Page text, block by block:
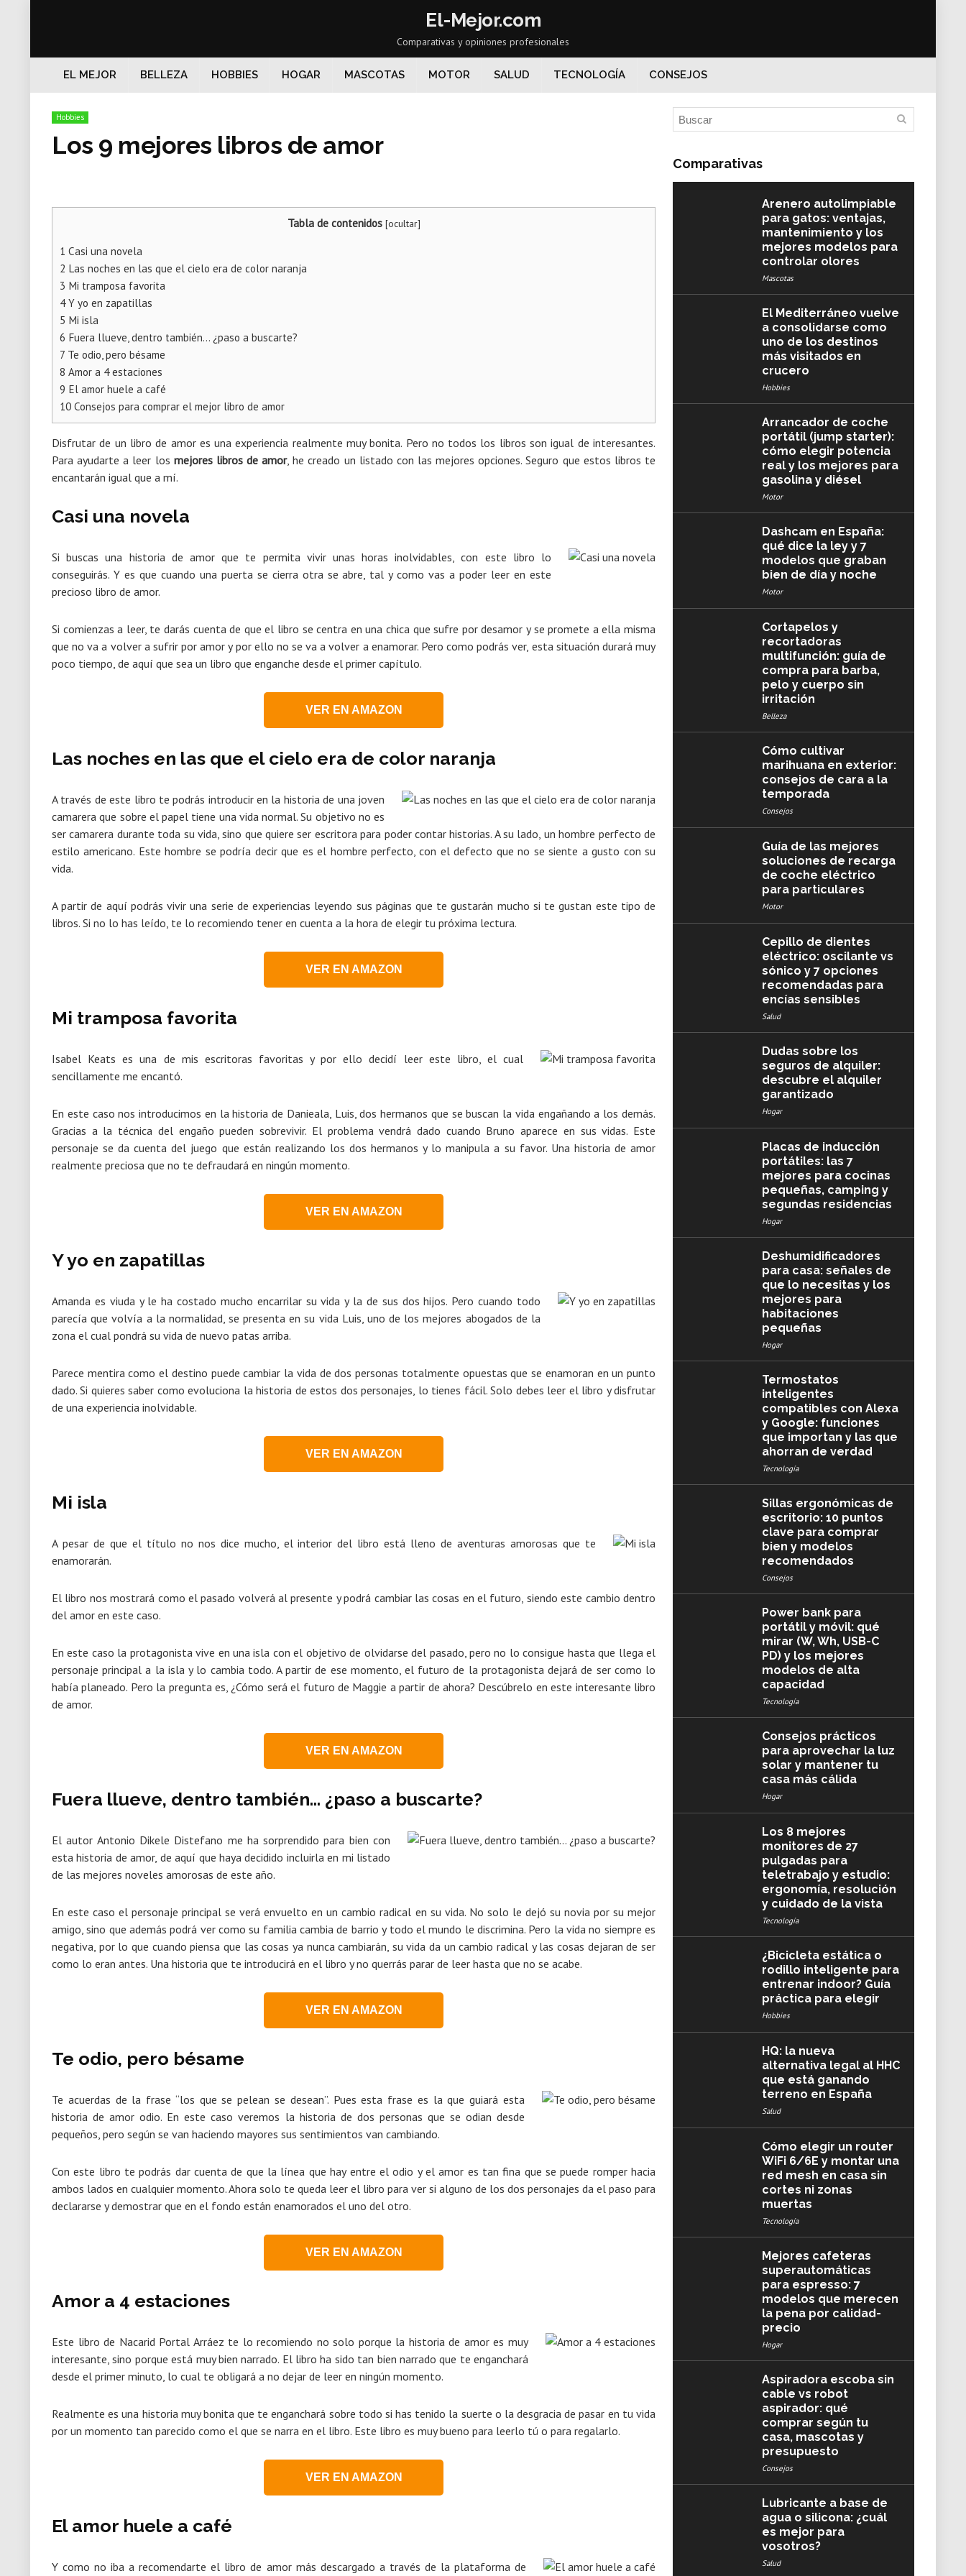
El-Mejor.com
Comparativas y opiniones profesionales
EL MEJOR BELLEZA HOBBIES HOGAR MASCOTAS MOTOR SALUD TECNOLOGÍA CONSEJOS
Hobbies
Los 9 mejores libros de amor
Tabla de contenidos [ocultar]
1 Casi una novela
2 Las noches en las que el cielo era de color naranja
3 Mi tramposa favorita
4Y yo en zapatillas
5 Mi isla
6 Fuera llueve, dentro también… ¿paso a buscarte?
7 Te odio, pero bésame
8 Amor a 4 estaciones
9 El amor huele a café
10 Consejos para comprar el mejor libro de amor
Disfrutar de un libro de amor es una experiencia realmente muy bonita. Pero no todos los libros son igual de interesantes.
Para ayudarte a leer los mejores libros de amor, he creado un listado con las mejores opciones. Seguro que estos libros te
encantarán igual que a mí.
Casi una novela
Si buscas una historia de amor que te permita vivir unas horas inolvidables, con este libro lo
conseguirás. Y es que cuando una puerta se cierra otra se abre, tal y como vas a poder leer en este
precioso libro de amor.
Si comienzas a leer, te darás cuenta de que el libro se centra en una chica que sufre por desamor y se promete a ella misma
que no va a volver a sufrir por amor y por ello no se va a volver a enamorar. Pero como podrás ver, esta situación durará muy
poco tiempo, de aquí que sea un libro que enganche desde el primer capítulo.
VER EN AMAZON
Las noches en las que el cielo era de color naranja
A través de este libro te podrás introducir en la historia de una joven
camarera que sobre el papel tiene una vida normal. Su objetivo no es
ser camarera durante toda su vida, sino que quiere ser escritora para poder contar historias. A su lado, un hombre perfecto de
estilo americano. Este hombre se podría decir que es el hombre perfecto, con el defecto que no se siente a gusto con su
vida.
A partir de aquí podrás vivir una serie de experiencias leyendo sus páginas que te gustarán mucho si te gustan este tipo de
libros. Si no lo has leído, te lo recomiendo tener en cuenta a la hora de elegir tu próxima lectura.
VER EN AMAZON
Mi tramposa favorita
Isabel Keats es una de mis escritoras favoritas y por ello decidí leer este libro, el cual
sencillamente me encantó.
En este caso nos introducimos en la historia de Danieala, Luis, dos hermanos que se buscan la vida engañando a los demás.
Gracias a la técnica del engaño pueden sobrevivir. El problema vendrá dado cuando Bruno aparece en sus vidas. Este
personaje se da cuenta del juego que están realizando los dos hermanos y lo manipula a su favor. Una historia de amor
realmente preciosa que no te defraudará en ningún momento.
VER EN AMAZON
Y yo en zapatillas
Amanda es viuda y le ha costado mucho encarrilar su vida y la de sus dos hijos. Pero cuando todo
parecía que volvía a la normalidad, se presenta en su vida Luis, uno de los mejores abogados de la
zona el cual pondrá su vida de nuevo patas arriba.
Parece mentira como el destino puede cambiar la vida de dos personas totalmente opuestas que se enamoran en un punto
dado. Si quieres saber como evoluciona la historia de estos dos personajes, lo tienes fácil. Solo debes leer el libro y disfrutar
de una experiencia inolvidable.
VER EN AMAZON
Mi isla
A pesar de que el título no nos dice mucho, el interior del libro está lleno de aventuras amorosas que te
enamorarán.
El libro nos mostrará como el pasado volverá al presente y podrá cambiar las cosas en el futuro, siendo este cambio dentro
del amor en este caso.
En este caso la protagonista vive en una isla con el objetivo de olvidarse del pasado, pero no lo consigue hasta que llega el
personaje principal a la isla y lo cambia todo. A partir de ese momento, el futuro de la protagonista dejará de ser como lo
había planeado. Pero la pregunta es, ¿Cómo será el futuro de Maggie a partir de ahora? Descúbrelo en este interesante libro
de amor.
VER EN AMAZON
Fuera llueve, dentro también… ¿paso a buscarte?
El autor Antonio Dikele Distefano me ha sorprendido para bien con
esta historia de amor, de aquí que haya decidido incluirla en mi listado
de las mejores noveles amorosas de este año.
En este caso el personaje principal se verá envuelto en un cambio radical en su vida. No solo le dejó su novia por su mejor
amigo, sino que además podrá ver como su familia cambia de barrio y todo el mundo le discrimina. Pero la vida no siempre es
negativa, por lo que cuando piensa que las cosas ya nunca cambiarán, su vida da un cambio radical y las cosas dejaran de ser
como lo eran antes. Una historia que te introducirá en el libro y no querrás parar de leer hasta que no se acabe.
VER EN AMAZON
Te odio, pero bésame
Te acuerdas de la frase “los que se pelean se desean”. Pues esta frase es la que guiará esta
historia de amor odio. En este caso veremos la historia de dos personas que se odian desde
pequeños, pero según se van haciendo mayores sus sentimientos van cambiando.
Con este libro te podrás dar cuenta de que la línea que hay entre el odio y el amor es tan fina que se puede romper hacia
ambos lados en cualquier momento. Ahora solo te queda leer el libro para ver si alguno de los dos personajes da el paso para
declararse y demostrar que en el fondo están enamorados el uno del otro.
VER EN AMAZON
Amor a 4 estaciones
Este libro de Nacarid Portal Arráez te lo recomiendo no solo porque la historia de amor es muy
interesante, sino porque está muy bien narrado. El libro ha sido tan bien narrado que te enganchará
desde el primer minuto, lo cual te obligará a no dejar de leer en ningún momento.
Realmente es una historia muy bonita que te enganchará sobre todo si has tenido la suerte o la desgracia de pasar en tu vida
por un momento tan parecido como el que se narra en el libro. Este libro es muy bueno para leerlo tú o para regalarlo.
VER EN AMAZON
El amor huele a café
Y como no iba a recomendarte el libro de amor más descargado a través de la plataforma de
Comparativas
Arenero autolimpiable
para gatos: ventajas,
mantenimiento y los
mejores modelos para
controlar olores
Mascotas
El Mediterráneo vuelve
a consolidarse como
uno de los destinos
más visitados en
crucero
Hobbies
Arrancador de coche
portátil (jump starter):
cómo elegir potencia
real y los mejores para
gasolina y diésel
Motor
Dashcam en España:
qué dice la ley y 7
modelos que graban
bien de día y noche
Motor
Cortapelos y
recortadoras
multifunción: guía de
compra para barba,
pelo y cuerpo sin
irritación
Belleza
Cómo cultivar
marihuana en exterior:
consejos de cara a la
temporada
Consejos
Guía de las mejores
soluciones de recarga
de coche eléctrico
para particulares
Motor
Cepillo de dientes
eléctrico: oscilante vs
sónico y 7 opciones
recomendadas para
encías sensibles
Salud
Dudas sobre los
seguros de alquiler:
descubre el alquiler
garantizado
Hogar
Placas de inducción
portátiles: las 7
mejores para cocinas
pequeñas, camping y
segundas residencias
Hogar
Deshumidificadores
para casa: señales de
que lo necesitas y los
mejores para
habitaciones
pequeñas
Hogar
Termostatos
inteligentes
compatibles con Alexa
y Google: funciones
que importan y las que
ahorran de verdad
Tecnología
Sillas ergonómicas de
escritorio: 10 puntos
clave para comprar
bien y modelos
recomendados
Consejos
Power bank para
portátil y móvil: qué
mirar (W, Wh, USB-C
PD) y los mejores
modelos de alta
capacidad
Tecnología
Consejos prácticos
para aprovechar la luz
solar y mantener tu
casa más cálida
Hogar
Los 8 mejores
monitores de 27
pulgadas para
teletrabajo y estudio:
ergonomía, resolución
y cuidado de la vista
Tecnología
¿Bicicleta estática o
rodillo inteligente para
entrenar indoor? Guía
práctica para elegir
Hobbies
HQ: la nueva
alternativa legal al HHC
que está ganando
terreno en España
Salud
Cómo elegir un router
WiFi 6/6E y montar una
red mesh en casa sin
cortes ni zonas
muertas
Tecnología
Mejores cafeteras
superautomáticas
para espresso: 7
modelos que merecen
la pena por calidad-
precio
Hogar
Aspiradora escoba sin
cable vs robot
aspirador: qué
comprar según tu
casa, mascotas y
presupuesto
Consejos
Lubricante a base de
agua o silicona: ¿cuál
es mejor para
vosotros?
Salud